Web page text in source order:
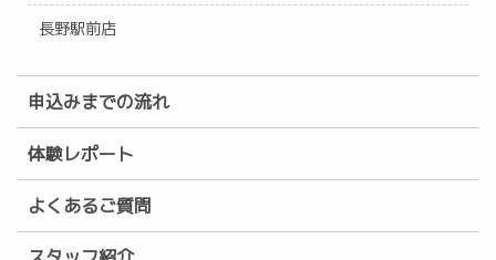
長野駅前店
申込みまでの流れ
体験レポート
よくあるご質問